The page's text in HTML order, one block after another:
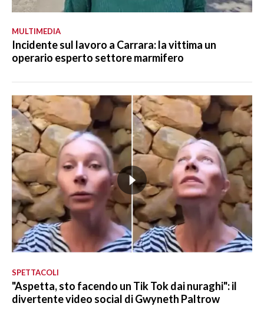
MULTIMEDIA
Incidente sul lavoro a Carrara: la vittima un
operario esperto settore marmifero
SPETTACOLI
"Aspetta, sto facendo un Tik Tok dai nuraghi": il
divertente video social di Gwyneth Paltrow